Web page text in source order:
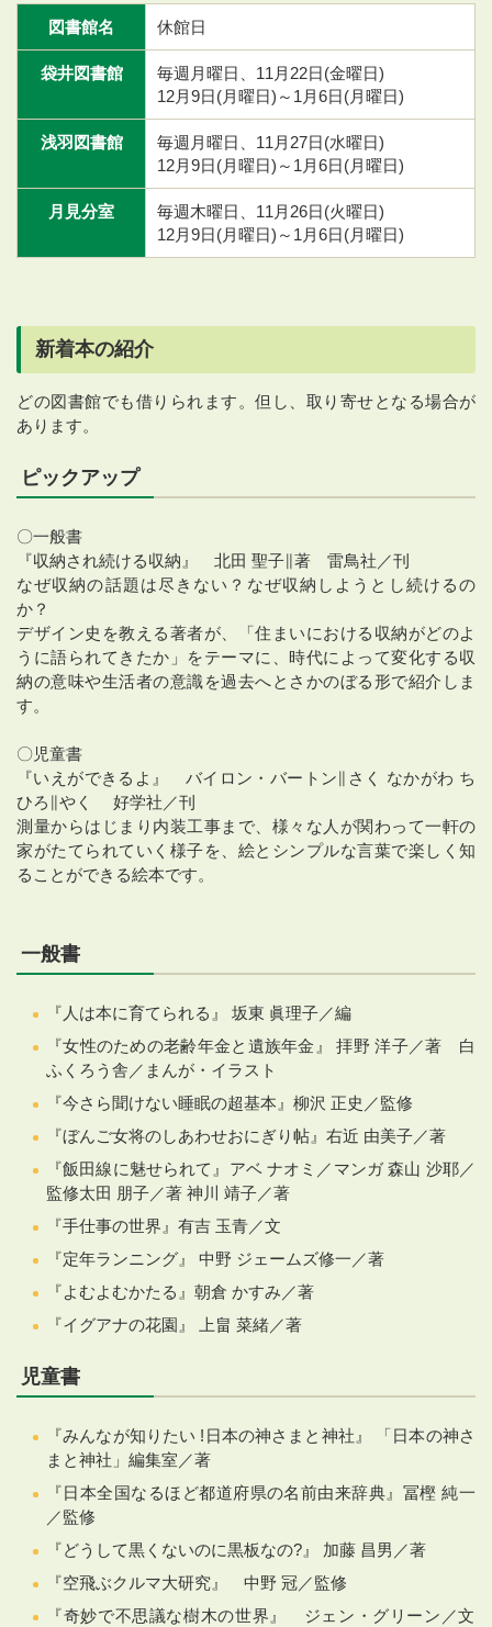
図書館名 休館日
袋井図書館
毎週月曜日、11月22日(金曜日)
12月9日(月曜日)～1月6日(月曜日)
浅羽図書館
毎週月曜日、11月27日(水曜日)
12月9日(月曜日)～1月6日(月曜日)
月見分室
毎週木曜日、11月26日(火曜日)
12月9日(月曜日)～1月6日(月曜日)
新着本の紹介
どの図書館でも借りられます。但し、取り寄せとなる場合が
あります。
ピックアップ
〇一般書
『収納され続ける収納』 北田 聖子∥著 雷鳥社／刊
なぜ収納の話題は尽きない？なぜ収納しようとし続けるの
か？
デザイン史を教える著者が、「住まいにおける収納がどのよ
うに語られてきたか」をテーマに、時代によって変化する収
納の意味や生活者の意識を過去へとさかのぼる形で紹介しま
す。
〇児童書
『いえができるよ』 バイロン・バートン∥さく なかがわ ち
ひろ∥やく 好学社／刊
測量からはじまり内装工事まで、様々な人が関わって一軒の
家がたてられていく様子を、絵とシンプルな言葉で楽しく知
ることができる絵本です。
一般書
『人は本に育てられる』 坂東 眞理子／編
『女性のための老齢年金と遺族年金』 拝野 洋子／著 白
ふくろう舎／まんが・イラスト
『今さら聞けない睡眠の超基本』柳沢 正史／監修
『ぼんご女将のしあわせおにぎり帖』右近 由美子／著
『飯田線に魅せられて』アベ ナオミ／マンガ 森山 沙耶／
監修太田 朋子／著 神川 靖子／著
『手仕事の世界』有吉 玉青／文
『定年ランニング』 中野 ジェームズ修一／著
『よむよむかたる』朝倉 かすみ／著
『イグアナの花園』 上畠 菜緒／著
児童書
『みんなが知りたい !日本の神さまと神社』 「日本の神さ
まと神社」編集室／著
『日本全国なるほど都道府県の名前由来辞典』冨樫 純一
／監修
『どうして黒くないのに黒板なの?』 加藤 昌男／著
『空飛ぶクルマ大研究』 中野 冠／監修
『奇妙で不思議な樹木の世界』 ジェン・グリーン／文